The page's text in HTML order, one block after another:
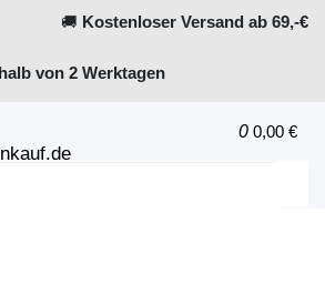
🚚 Kostenloser Versand ab 69,-€
von 2 Werktagen
0 0,00 €